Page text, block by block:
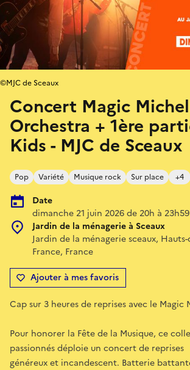
Concert Magic Michel
Orchestra + 1ère
Kids - MJC de Sceaux
Pop Variété Musique rock Sur place +4
Date
dimanche 21 juin 2026 de 20h à 23h59
Jardin de la ménagerie à Sceaux
Jardin de la ménagerie sceaux, Hauts-
France, France
Ajouter à mes favoris
©MJC de Sceaux
Cap sur 3 heures de reprises avec le Magic
Pour honorer la Fête de la Musique, ce
passionnés déploie un concert de reprises
généreux et incandescent. Batterie